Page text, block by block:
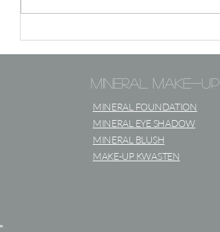
Minerale oliën in
mineral make-up
MINERAL FOUNDATION
MINERAL EYE SHADOW
MINERAL BLUSH
MAKE-UP KWASTEN